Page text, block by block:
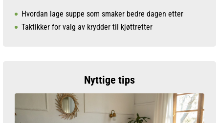
Hvordan lage suppe som smaker bedre dagen etter
Taktikker for valg av krydder til kjøttretter
Nyttige tips